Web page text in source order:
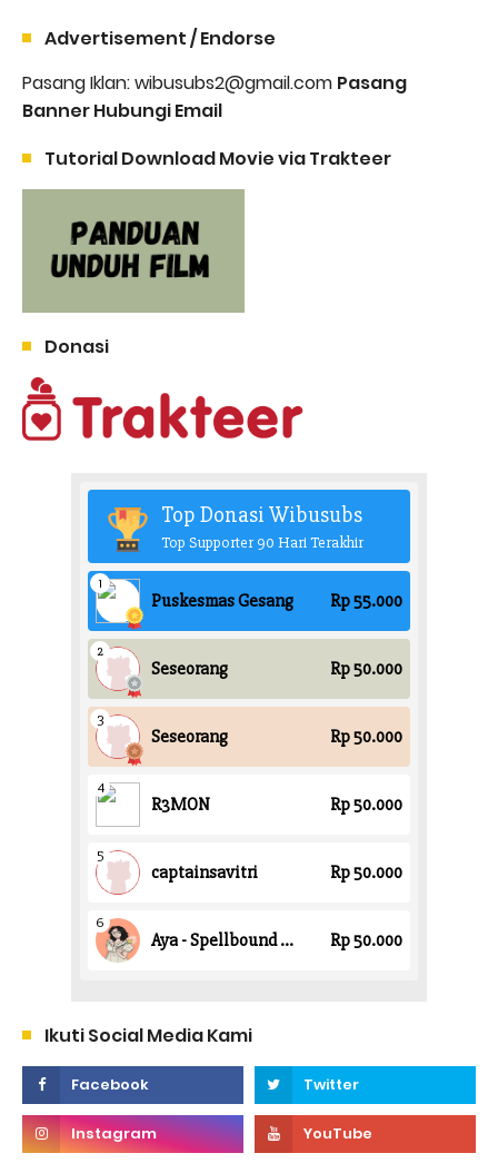
Advertisement / Endorse
Pasang Iklan: wibusubs2@gmail.com Pasang
Banner Hubungi Email
Tutorial Download Movie via Trakteer
Donasi
Ikuti Social Media Kami